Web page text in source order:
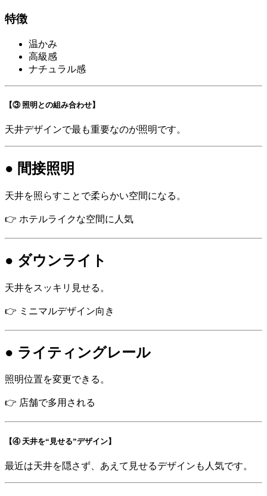
特徴
温かみ
高級感
ナチュラル感
【③ 照明との組み合わせ】
天井デザインで最も重要なのが照明です。
● 間接照明
天井を照らすことで柔らかい空間になる。
👉 ホテルライクな空間に人気
● ダウンライト
天井をスッキリ見せる。
👉 ミニマルデザイン向き
● ライティングレール
照明位置を変更できる。
👉 店舗で多用される
【④ 天井を“見せる”デザイン】
最近は天井を隠さず、あえて見せるデザインも人気です。